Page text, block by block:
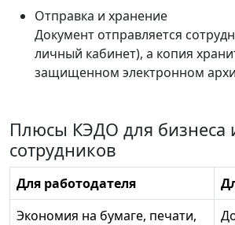
Отправка и хранение
Документ отправляется
личный кабинет), а копия
защищенном электронном
Плюсы КЭДО для бизнеса
сотрудников
Для работодателя
Экономия на бумаге, печати,